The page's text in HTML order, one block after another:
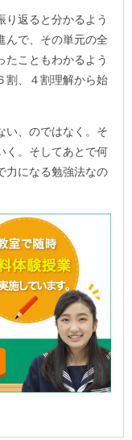
り返ると分かるよう
んで、その単元の全
たこともわかるよう
割、４割理解から始
い、のではなく。そ
く。そしてあとで何
力になる勉強法なの